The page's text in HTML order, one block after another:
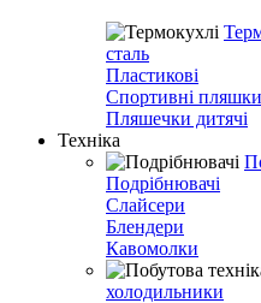
сталь
Пластикові
Спортивні пляшки
Пляшечки дитячі
Техніка
Подрібнювачі
Слайсери
Блендери
Кавомолки
холодильники